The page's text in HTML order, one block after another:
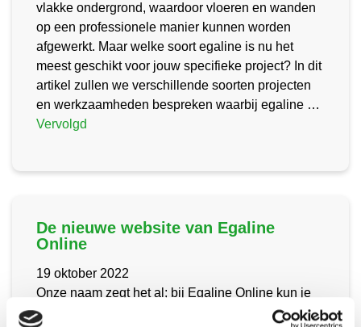
vlakke ondergrond, waardoor vloeren en wanden
op een professionele manier kunnen worden
afgewerkt. Maar welke soort egaline is nu het
meest geschikt voor jouw specifieke project? In dit
artikel zullen we verschillende soorten projecten
en werkzaamheden bespreken waarbij egaline …
Vervolgd
De nieuwe website van Egaline
Online
19 oktober 2022
Onze naam zegt het al; bij Egaline Online kun je
terecht voor verschillende soorten egalines en